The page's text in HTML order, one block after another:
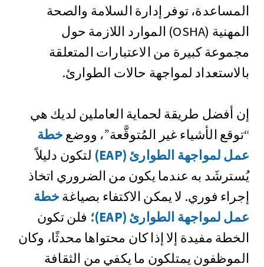
المساعدة، توفر إدارة السلامة والصحة
المهنية (OSHA) الموارد اللازمة حول
مجموعة كبيرة من الاعتبارات المتعلقة
بالاستعداد لمواجهة حالات الطوارئ.
إن أفضل طريقة لحماية العاملين لديك هي
“توقع الأشياء غير المُتوقَّعة”، ووضع خطة
عمل لمواجهة الطوارئ (EAP)
لتكون دليلاً
يُسترشَد به عندما يكون من الضروري اتخاذ
إجراء فوري. لا يمكن الاكتفاء بصياغة خطة
عمل لمواجهة الطوارئ (EAP)؛
فلن تكون
الخطة مفيدة إلا إذا كان محتواها محدثًا، وكان
الموظفون يمتلكون ما يكفي من الثقافة